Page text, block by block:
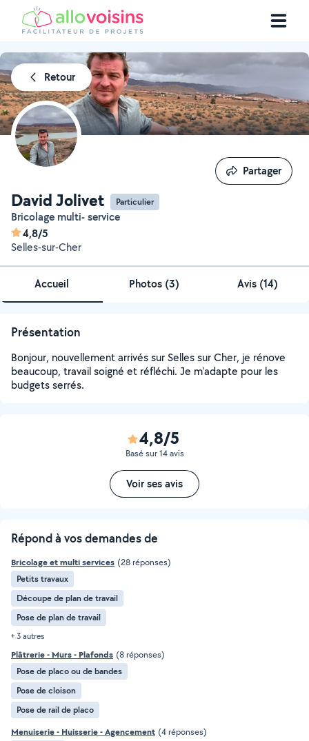
Retour
David Jolivet Particulier
Bricolage multi- service
4,8/5
Selles-sur-Cher
Partager
Partager
Accueil Photos (3) Avis (14)
Présentation
Bonjour, nouvellement arrivés sur Selles sur Cher, je rénove
beaucoup, travail soigné et réfléchi. Je m'adapte pour les
budgets serrés.
4,8/5
Basé sur 14 avis
Voir ses avis
Répond à vos demandes de
Bricolage et multi services (28 réponses)
Petits travaux
Découpe de plan de travail
Pose de plan de travail
+ 3 autres
Plâtrerie - Murs - Plafonds (8 réponses)
Pose de placo ou de bandes
Pose de cloison
Pose de rail de placo
Menuiserie - Huisserie - Agencement (4 réponses)